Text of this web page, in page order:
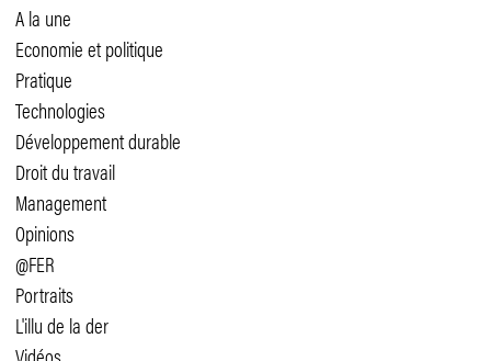
A la une
Economie et politique
Pratique
Technologies
Développement durable
Droit du travail
Management
Opinions
@FER
Portraits
L'illu de la der